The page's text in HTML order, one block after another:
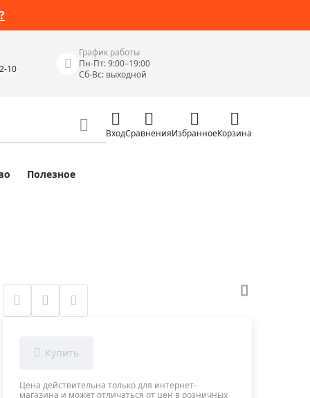
10
График работы
Пн-Пт: 9:00–19:00
Сб-Вс: выходной
Измерительные инструменты
Приборы неразрушающего контроля
Приборы теплового контроля
Детекторы проводки
ВходСравненияИзбранноеКорзина
Полезное
Цена действительна только для интернет-
магазина и может отличаться от цен в розничных